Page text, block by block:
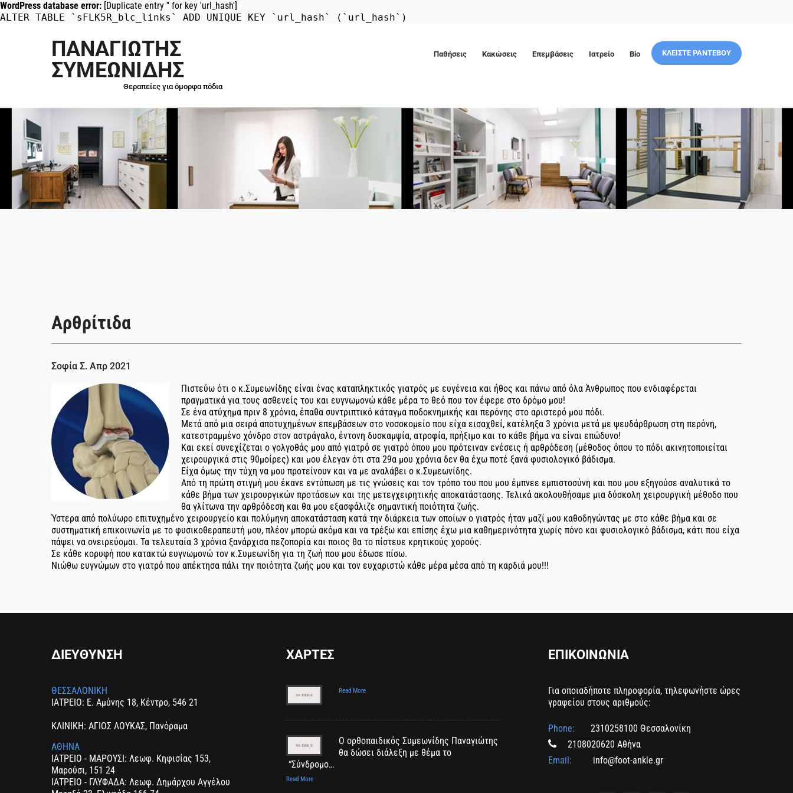
WordPress database error: [Duplicate entry '' for key 'url_hash']
ALTER TABLE `sFLK5R_blc_links` ADD UNIQUE KEY `url_hash` (`url_hash`)
ΠΑΝΑΓΙΩΤΗΣ
ΣΥΜΕΩΝΙΔΗΣ
Θεραπείες για όμορφα πόδια
ΚΛΕΙΣΤΕ ΡΑΝΤΕΒΟΥ
Παθήσεις Κακώσεις Επεμβάσεις Ιατρείο Bio
Αρθρίτιδα
Σοφία Σ. Απρ 2021
Πιστεύω ότι ο κ.Συμεωνίδης είναι ένας καταπληκτικός γιατρός με ευγένεια και ήθος και πάνω από όλα Άνθρωπος που ενδιαφέρεται
πραγματικά για τους ασθενείς του και ευγνωμονώ κάθε μέρα το θεό που τον έφερε στο δρόμο μου!
Σε ένα ατύχημα πριν 8 χρόνια, έπαθα συντριπτικό κάταγμα ποδοκνημικής και περόνης στο αριστερό μου πόδι.
Μετά από μια σειρά αποτυχημένων επεμβάσεων στο νοσοκομείο που είχα εισαχθεί, κατέληξα 3 χρόνια μετά με ψευδάρθρωση στη περόνη,
κατεστραμμένο χόνδρο στον αστράγαλο, έντονη δυσκαμψία, ατροφία, πρήξιμο και το κάθε βήμα να είναι επώδυνο!
Και εκεί συνεχίζεται ο γολγοθάς μου από γιατρό σε γιατρό όπου μου πρότειναν ενέσεις ή αρθρόδεση (μέθοδος όπου το πόδι ακινητοποιείται
χειρουργικά στις 90μοίρες) και μου έλεγαν ότι στα 29α μου χρόνια δεν θα έχω ποτέ ξανά φυσιολογικό βάδισμα.
Είχα όμως την τύχη να μου προτείνουν και να με αναλάβει ο κ.Συμεωνίδης.
Από τη πρώτη στιγμή μου έκανε εντύπωση με τις γνώσεις και τον τρόπο του που μου έμπνεε εμπιστοσύνη και που μου εξηγούσε αναλυτικά το
κάθε βήμα των χειρουργικών προτάσεων και της μετεγχειρητικής αποκατάστασης. Τελικά ακολουθήσαμε μια δύσκολη χειρουργική μέθοδο που
θα γλίτωνα την αρθρόδεση και θα μου εξασφάλιζε σημαντική ποιότητα ζωής.
Ύστερα από πολύωρο επιτυχημένο χειρουργείο και πολύμηνη αποκατάσταση κατά την διάρκεια των οποίων ο γιατρός ήταν μαζί μου καθοδηγώντας με στο κάθε βήμα και σε
συστηματική επικοινωνία με το φυσικοθεραπευτή μου, πλέον μπορώ ακόμα και να τρέξω και επίσης έχω μια καθημερινότητα χωρίς πόνο και φυσιολογικό βάδισμα, κάτι που είχα
πάψει να ονειρεύομαι. Τα τελευταία 3 χρόνια ξανάρχισα πεζοπορία και ποιος θα το πίστευε κρητικούς χορούς.
Σε κάθε κορυφή που κατακτώ ευγνωμονώ τον κ.Συμεωνίδη για τη ζωή που μου έδωσε πίσω.
Νιώθω ευγνώμων στο γιατρό που απέκτησα πάλι την ποιότητα ζωής μου και τον ευχαριστώ κάθε μέρα μέσα από τη καρδιά μου!!!
ΔΙΕΥΘΥΝΣΗ
ΘΕΣΣΑΛΟΝΙΚΗ
ΙΑΤΡΕΙΟ: Ε. Αμύνης 18, Κέντρο, 546 21
ΚΛΙΝΙΚΗ: ΑΓΙΟΣ ΛΟΥΚΑΣ, Πανόραμα
ΑΘΗΝΑ
ΙΑΤΡΕΙΟ - ΜΑΡΟΥΣΙ: Λεωφ. Κηφισίας 153,
Μαρούσι, 151 24
ΙΑΤΡΕΙΟ - ΓΛΥΦΑΔΑ: Λεωφ. Δημάρχου Αγγέλου
ΧΑΡΤΕΣ
Read More
Ο ορθοπαιδικός Συμεωνίδης Παναγιώτης
θα δώσει διάλεξη με θέμα το
“Σύνδρομο…
Read More
ΕΠΙΚΟΙΝΩΝΙΑ
Για οποιαδήποτε πληροφορία, τηλεφωνήστε ώρες
γραφείου στους αριθμούς:
Phone:
2310258100 Θεσσαλονίκη
2108020620 Αθήνα
Email:
info@foot-ankle.gr